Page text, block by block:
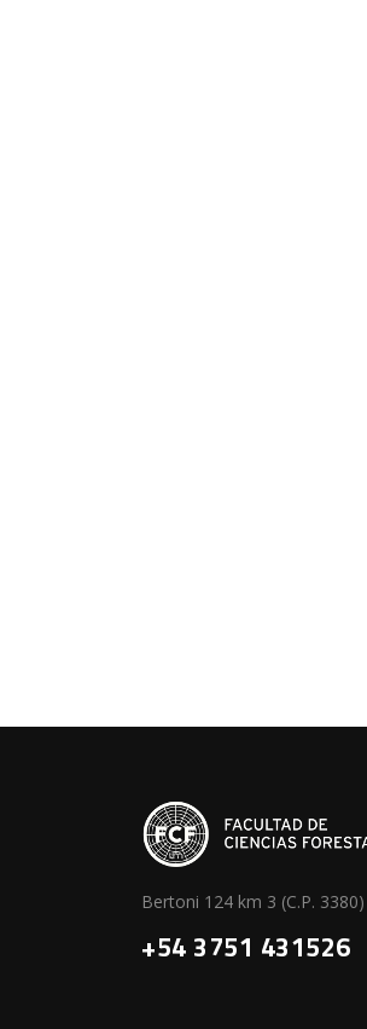
Bertoni 124 km 3 (C.P.
+54 3751 431526